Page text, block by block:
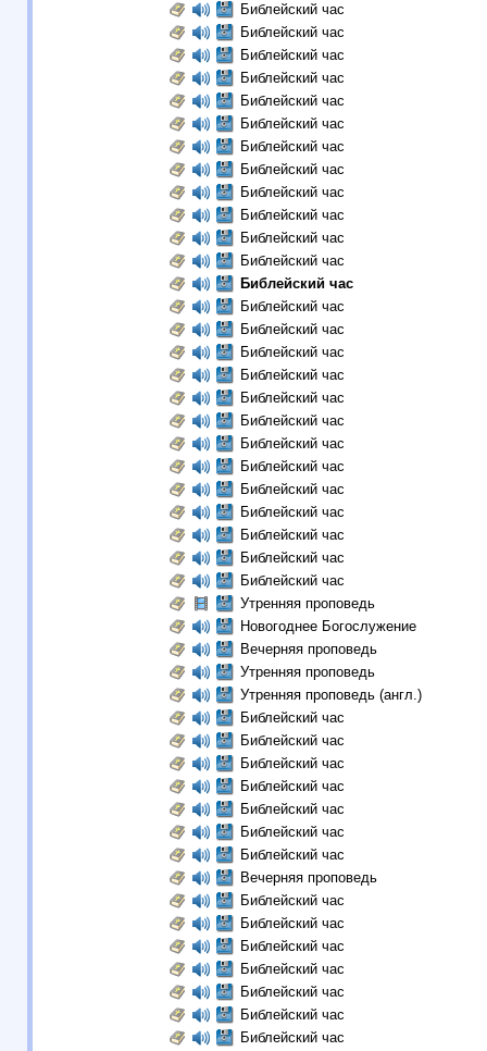
Библейский час
Библейский час
Библейский час
Библейский час
Библейский час
Библейский час
Библейский час
Библейский час
Библейский час
Библейский час
Библейский час
Библейский час
Библейский час
Библейский час
Библейский час
Библейский час
Библейский час
Библейский час
Библейский час
Библейский час
Библейский час
Библейский час
Библейский час
Библейский час
Библейский час
Библейский час
Утренняя проповедь
Новогоднее Богослужение
Вечерняя проповедь
Утренняя проповедь
Утренняя проповедь (англ.)
Библейский час
Библейский час
Библейский час
Библейский час
Библейский час
Библейский час
Библейский час
Вечерняя проповедь
Библейский час
Библейский час
Библейский час
Библейский час
Библейский час
Библейский час
Библейский час